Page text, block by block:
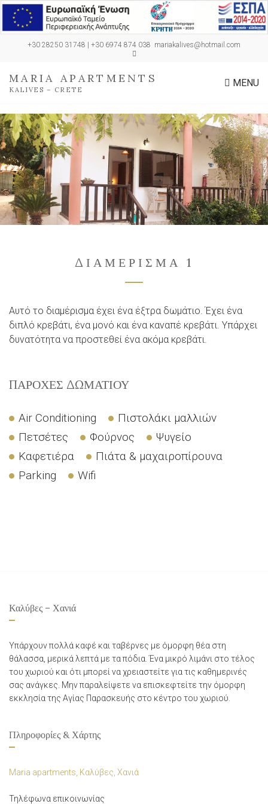
+30 28250 31748 | +30 6974 874 038 mariakalives@hotmail.com
MARIA APARTMENTS
KALIVES – CRETE
MENU
ΔΙΑΜΈΡΙΣΜΑ 1
Αυτό το διαμέρισμα έχει ένα έξτρα δωμάτιο. Έχει ένα
διπλό κρεβάτι, ένα μονό και ένα καναπέ κρεβάτι. Υπάρχει
δυνατότητα να προστεθεί ένα ακόμα κρεβάτι.
ΠΑΡΟΧΈΣ ΔΩΜΑΤΊΟΥ
Air Conditioning
Πιστολάκι μαλλιών
Πετσέτες
Φούρνος
Ψυγείο
Καφετιέρα
Πιάτα & μαχαιροπίρουνα
Parking
Wifi
Καλύβες – Χανιά
Υπάρχουν πολλά καφέ και ταβέρνες με όμορφη θέα στη
θάλασσα, μερικά λεπτά με τα πόδια. Ένα μικρό λιμάνι στο τέλος
του χωριού και ότι μπορεί να χρειαστείτε για τις καθημερινές
σας ανάγκες. Μην παραλείψετε να επισκεφτείτε την όμορφη
εκκλησία της Αγίας Παρασκευής στο κέντρο του χωριού.
Πληροφορίες & Χάρτης
Maria apartments, Καλύβες, Χανιά
Τηλέφωνα επικοινωνίας